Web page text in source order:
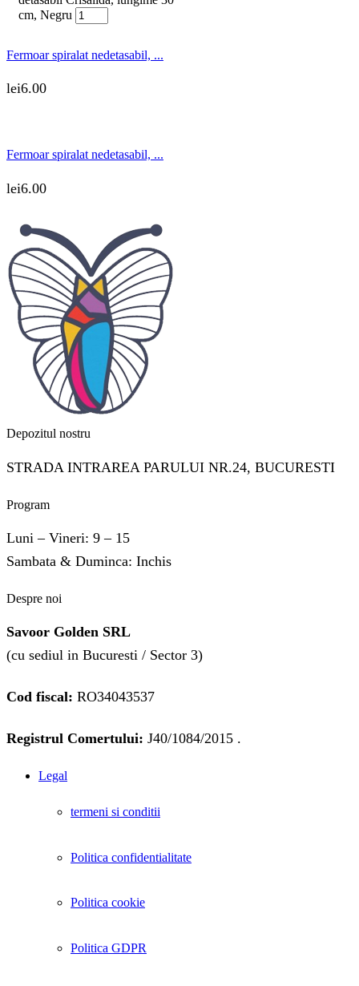
cm, Negru
Fermoar spiralat nedetasabil, ...
lei6.00
Fermoar spiralat nedetasabil, ...
lei6.00
Depozitul nostru
STRADA INTRAREA PARULUI NR.24, BUCURESTI
Program
Luni – Vineri: 9 – 15
Sambata & Duminca: Inchis
Despre noi
Savoor Golden SRL
(cu sediul in Bucuresti / Sector 3)
Cod fiscal: RO34043537
Registrul Comertului: J40/1084/2015 .
Legal
termeni si conditii
Politica confidentialitate
Politica cookie
Politica GDPR